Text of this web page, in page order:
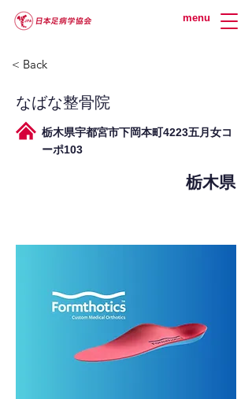
menu
< Back
なばな整骨院
栃木県宇都宮市下岡本町4223五月女コ
ーポ103
栃木県